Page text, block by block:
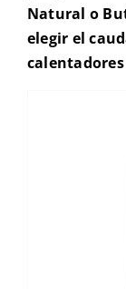
Natural o
elegir el
calentadores